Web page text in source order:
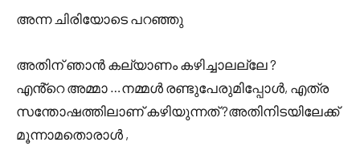
അന്ന ചിരിയോടെ പറഞ്ഞു
അതിന് ഞാൻ കല്യാണം കഴിച്ചാലല്ലേ ?
എൻ്റെ അമ്മാ …നമ്മൾ രണ്ടുപേരുമിപ്പോൾ, എത്ര
സന്തോഷത്തിലാണ് കഴിയുന്നത് ?അതിനിടയിലേക്ക്
മൂന്നാമതൊരാൾ ,